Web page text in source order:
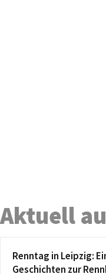
Aktuell
Renntag in Leipzig:
Geschichten zur